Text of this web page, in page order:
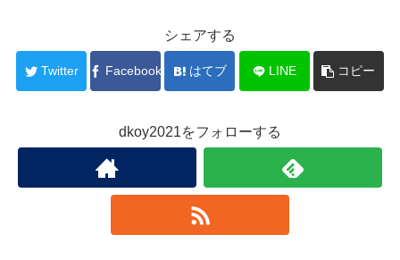
シェアする
Twitter Facebook はてブ LINE コピー
dkoy2021をフォローする